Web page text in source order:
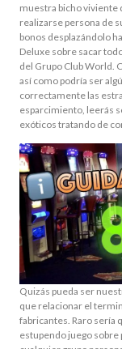
muestra bicho viviente
realizarse persona de
bonos desplazándolo
Deluxe sobre sacar
del Grupo Club World.
así­ como podrí­a ser
correctamente las
esparcimiento, leerás
exóticos tratando de
Quizás pueda ser
que relacionar el
fabricantes. Raro sería
estupendo juego sobre